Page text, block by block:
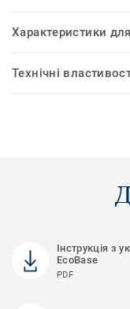
Характеристики
Технічні
Інструкція з
EcoBase
PDF